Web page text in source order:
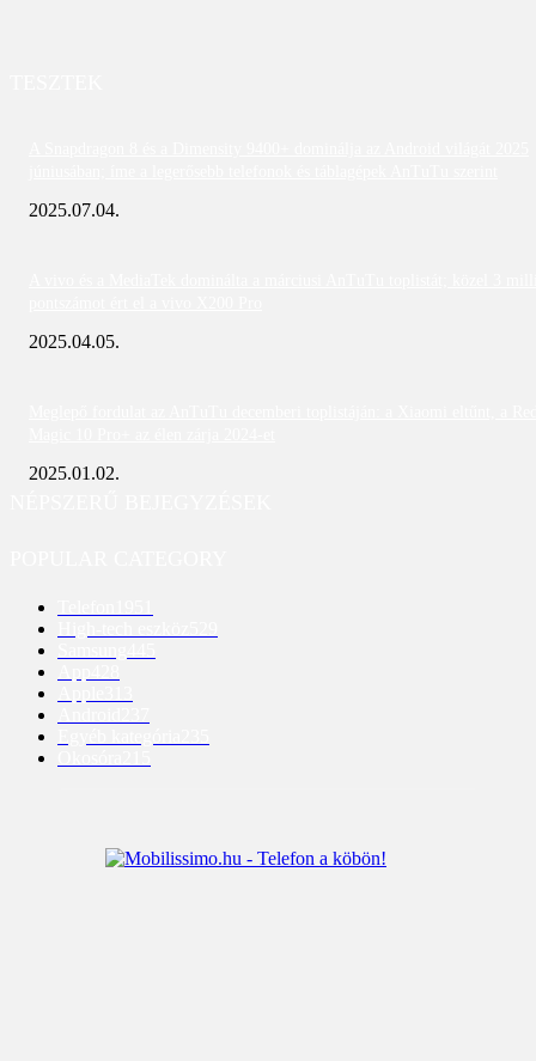
2025.07.04.
2025.04.05.
2025.01.02.